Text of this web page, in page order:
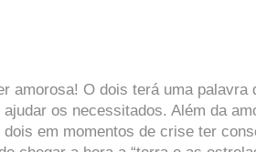
amorosa! O dois terá uma palavra
os necessitados. Além da
em momentos de crise ter